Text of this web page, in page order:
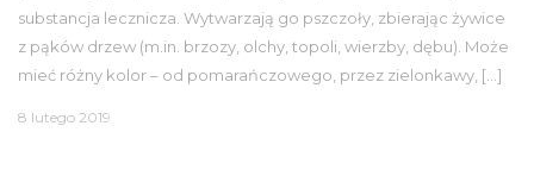
substancja lecznicza. Wytwarzają go pszczoły, zbierając żywice
z pąków drzew (m.in. brzozy, olchy, topoli, wierzby, dębu). Może
mieć różny kolor – od pomarańczowego, przez zielonkawy, […]
8 lutego 2019